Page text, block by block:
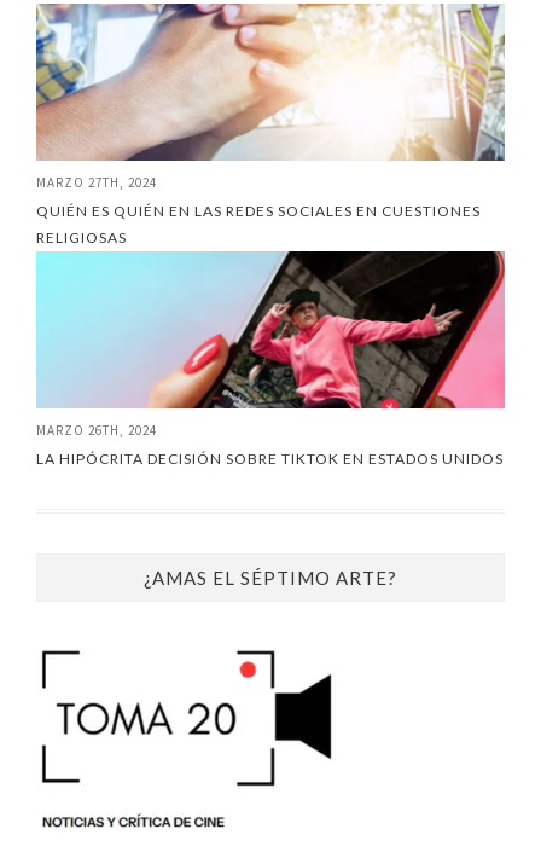
MARZO 27TH, 2024
QUIÉN ES QUIÉN EN LAS REDES SOCIALES EN CUESTIONES
RELIGIOSAS
MARZO 26TH, 2024
LA HIPÓCRITA DECISIÓN SOBRE TIKTOK EN ESTADOS UNIDOS
¿AMAS EL SÉPTIMO ARTE?